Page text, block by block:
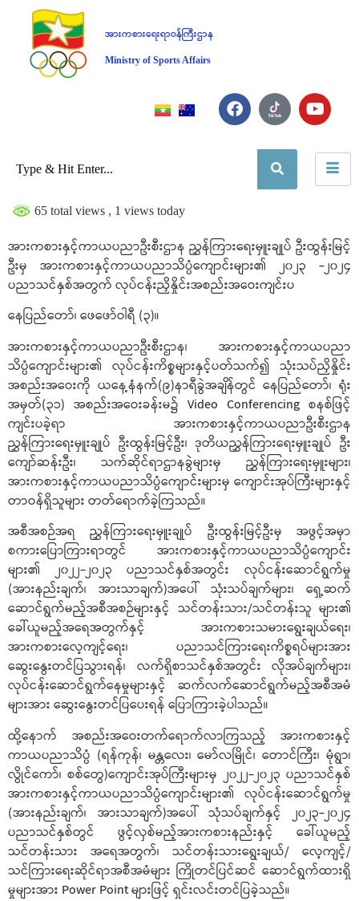
အားကစားရေးရာဝန်ကြီးဌာန
Ministry of Sports Affairs
65 total views , 1 views today
အားကစားနှင့်ကာယပညာဦးစီးဌာန ညွှန်ကြားရေးမှူးချုပ် ဦးထွန်းမြင့်
ဦးမှ အားကစားနှင့်ကာယပညာသိပ္ပံကျောင်းများ၏ ၂၀၂၃ -၂၀၂၄
ပညာသင်နှစ်အတွက် လုပ်ငန်းညှိနှိုင်းအစည်းအဝေးကျင်းပ
နေပြည်တော်၊ ဖေဖော်ဝါရီ (၃)။
အားကစားနှင့်ကာယပညာဦးစီးဌာန၊ အားကစားနှင့်ကာယပညာ
သိပ္ပံကျောင်းများ၏ လုပ်ငန်းကိစ္စများနှင့်ပတ်သက်၍ သုံးသပ်ညှိနှိုင်း
အစည်းအဝေးကို ယနေ့နံနက်(၉)နာရီခွဲအချိန်တွင် နေပြည်တော်၊ ရုံး
အမှတ်(၃၁) အစည်းအဝေးခန်းမ၌ Video Conferencing စနစ်ဖြင့်
ကျင်းပခဲ့ရာ အားကစားနှင့်ကာယပညာဦးစီးဌာန
ညွှန်ကြားရေးမှူးချုပ် ဦးထွန်းမြင့်ဦး၊ ဒုတိယညွှန်ကြားရေးမှူးချုပ် ဦး
ကျော်ဆန်းဦး၊ သက်ဆိုင်ရာဌာနခွဲများမှ ညွှန်ကြားရေးမှူးများ၊
အားကစားနှင့်ကာယပညာသိပ္ပံကျောင်းများမှ ကျောင်းအုပ်ကြီးများနှင့်
တာဝန်ရှိသူများ တတ်ရောက်ခဲ့ကြသည်။
အစီအစဉ်အရ ညွှန်ကြားရေးမှူးချုပ် ဦးထွန်းမြင့်ဦးမှ အဖွင့်အမှာ
စကားပြောကြားရာတွင် အားကစားနှင့်ကာယပညာသိပ္ပံကျောင်း
များ၏ ၂၀၂၂-၂၀၂၃ ပညာသင်နှစ်အတွင်း လုပ်ငန်းဆောင်ရွက်မှု
(အားနည်းချက်၊ အားသာချက်)အပေါ် သုံးသပ်ချက်များ၊ ရှေ့ဆက်
ဆောင်ရွက်မည့်အစီအစဉ်များနှင့် သင်တန်းသား/သင်တန်းသူ များ၏
ခေါ်ယူမည့်အရေအတွက်နှင့် အားကစားသမားရွေးချယ်ရေး၊
အားကစားလေ့ကျင့်ရေး၊ ပညာသင်ကြားရေးကိစ္စရပ်များအား
ဆွေးနွေးတင်ပြသွားရန်၊ လက်ရှိစာသင်နှစ်အတွင်း လိုအပ်ချက်များ၊
လုပ်ငန်းဆောင်ရွက်နေမှုများနှင့် ဆက်လက်ဆောင်ရွက်မည့်အစီအမံ
များအား ဆွေးနွေးတင်ပြပေးရန် ပြောကြားခဲ့ပါသည်။
ထို့နောက် အစည်းအဝေးတက်ရောက်လာကြသည့် အားကစားနှင့်
ကာယပညာသိပ္ပံ (ရန်ကုန်၊ မန္တလေး၊ မော်လမြိုင်၊ တောင်ကြီး၊ မုံရွာ၊
လွိုင်ကော်‌၊ စစ်တွေ)ကျောင်းအုပ်ကြီးများမှ ၂၀၂၂-၂၀၂၃ ပညာသင်နှစ်
အားကစားနှင့်ကာယပညာသိပ္ပံကျောင်းများ၏ လုပ်ငန်းဆောင်ရွက်မှု
(အားနည်းချက်၊ အားသာချက်)အပေါ် သုံသပ်ချက်နှင့် ၂၀၂၃-၂၀၂၄
ပညာသင်နှစ်တွင် ဖွင့်လှစ်မည့်အားကစားနည်းနှင့် ခေါ်ယူမည့်
သင်တန်းသား အရေအတွက်၊ သင်တန်းသားရွေးချယ်/ လေ့ကျင့်/
သင်ကြားရေးဆိုင်ရာအစီအမံများ ကြိုတင်ပြင်ဆင် ဆောင်ရွက်ထားရှိ
မှုများအား Power Point များဖြင့် ရှင်းလင်းတင်ပြခဲ့သည်။